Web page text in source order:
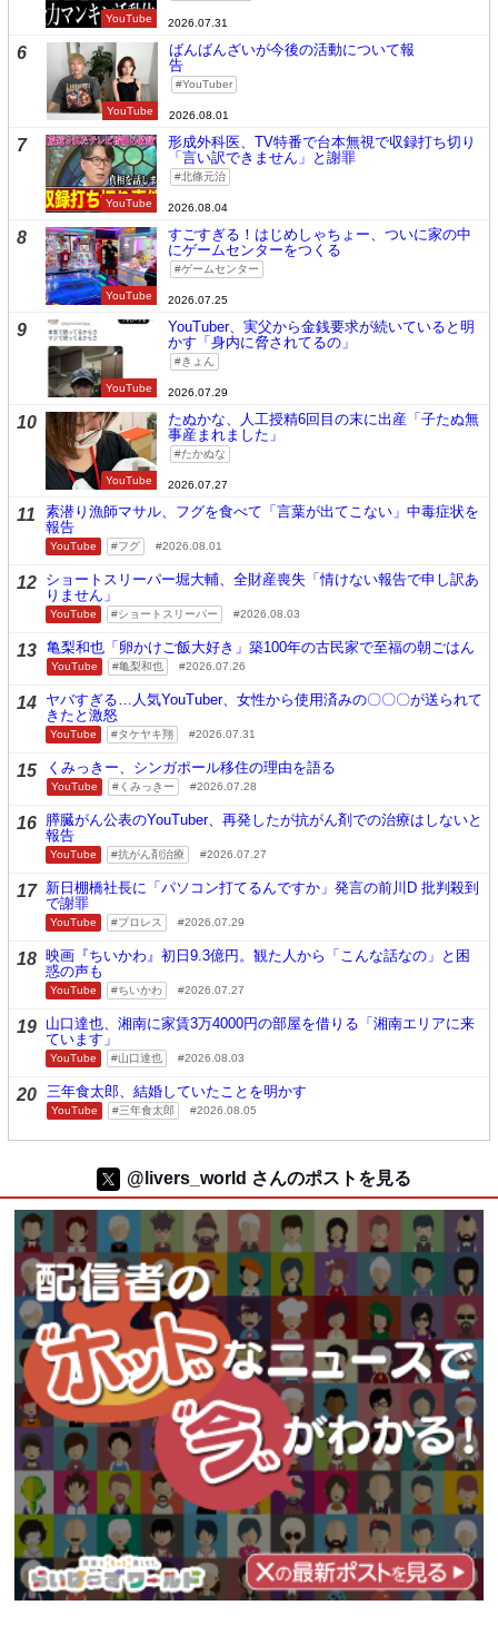
YouTube 2026.07.31
6
YouTube
ばんばんざいが今後の活動について報
告
YouTuber
2026.08.01
7
YouTube
形成外科医、TV特番で台本無視で収録打ち切り
「言い訳できません」と謝罪
北條元治
2026.08.04
8
YouTube
すごすぎる！はじめしゃちょー、ついに家の中
にゲームセンターをつくる
ゲームセンター
2026.07.25
9
YouTube
YouTuber、実父から金銭要求が続いていると明
かす「身内に脅されてるの」
きょん
2026.07.29
10
YouTube
たぬかな、人工授精6回目の末に出産「子たぬ無
事産まれました」
たかぬな
2026.07.27
11
素潜り漁師マサル、フグを食べて「言葉が出てこない」中毒症状を
報告
YouTube フグ 2026.08.01
12 ショートスリーパー堀大輔、全財産喪失「情けない報告で申し訳あ
りません」
YouTube ショートスリーパー 2026.08.03
13 亀梨和也「卵かけご飯大好き」築100年の古民家で至福の朝ごはん
YouTube 亀梨和也 2026.07.26
14 ヤバすぎる…人気YouTuber、女性から使用済みの〇〇〇が送られて
きたと激怒
YouTube タケヤキ翔 2026.07.31
15 くみっきー、シンガポール移住の理由を語る
YouTube くみっきー 2026.07.28
16 膵臓がん公表のYouTuber、再発したが抗がん剤での治療はしないと
報告
YouTube 抗がん剤治療 2026.07.27
17 新日棚橋社長に「パソコン打てるんですか」発言の前川D 批判殺到
で謝罪
YouTube プロレス 2026.07.29
18 映画『ちいかわ』初日9.3億円。観た人から「こんな話なの」と困
惑の声も
YouTube ちいかわ 2026.07.27
19 山口達也、湘南に家賃3万4000円の部屋を借りる「湘南エリアに来
ています」
YouTube 山口達也 2026.08.03
20 三年食太郎、結婚していたことを明かす
YouTube 三年食太郎 2026.08.05
@livers_world さんのポストを見る